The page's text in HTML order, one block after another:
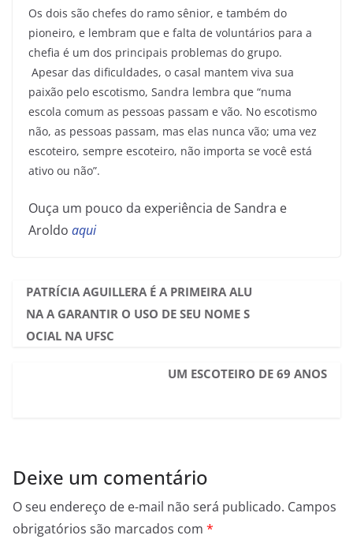
Os dois são chefes do ramo sênior, e também do
pioneiro, e lembram que e falta de voluntários para a
chefia é um dos principais problemas do grupo.
Apesar das dificuldades, o casal mantem viva sua
paixão pelo escotismo, Sandra lembra que “numa
escola comum as pessoas passam e vão. No escotismo
não, as pessoas passam, mas elas nunca vão; uma vez
escoteiro, sempre escoteiro, não importa se você está
ativo ou não”.
Ouça um pouco da experiência de Sandra e
Aroldo aqui
PATRÍCIA AGUILLERA É A PRIMEIRA ALU
NA A GARANTIR O USO DE SEU NOME S
OCIAL NA UFSC
UM ESCOTEIRO DE 69 ANOS
Deixe um comentário
O seu endereço de e-mail não será publicado. Campos
obrigatórios são marcados com *